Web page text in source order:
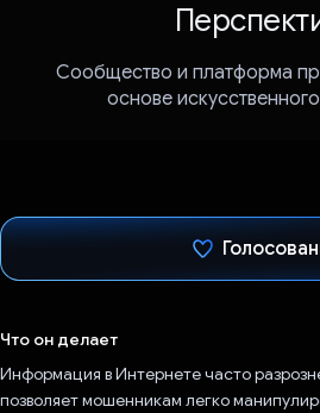
Сообщество и платформа
основе
Что он делает
Информация в Интернете часто
позволяет мошенникам легко